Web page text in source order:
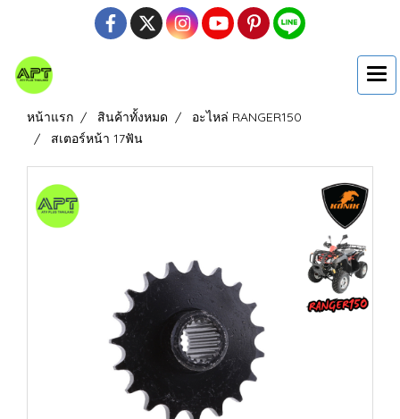
หน้าแรก สินค้าทั้งหมด
อะไหล่ RANGER150
สเตอร์หน้า 17ฟัน